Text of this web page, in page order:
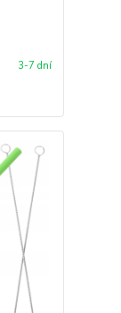
3-7 dní